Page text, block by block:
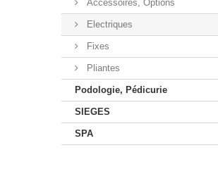
Accessoires, Options
Electriques
Fixes
Pliantes
Podologie, Pédicurie
SIEGES
SPA